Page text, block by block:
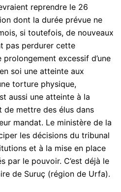
reprendre le 26
dont la durée prévue ne
si toutefois, de nouveaux
pas perdurer cette
excessif d’une
soi une atteinte aux
torture physique,
aussi une atteinte à la
de mettre des élus dans
mandat. Le ministère de la
les décisions du tribunal
et à la mise en place
par le pouvoir. C’est déjà le
de Suruç (région de Urfa).